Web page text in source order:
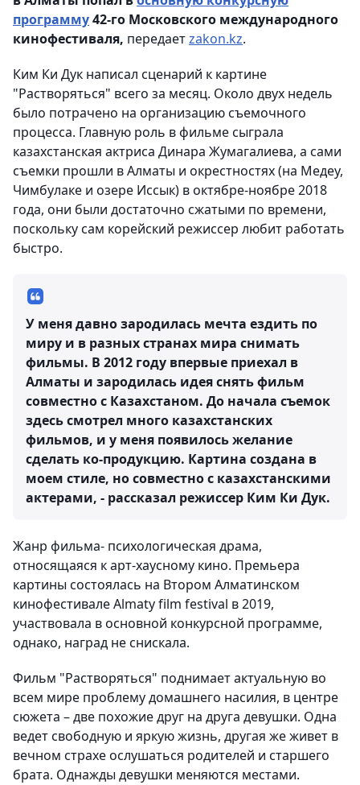
программу42-го Московского международного
кинофестиваля, передаетzakon.kz.
Ким Ки Дук написал сценарий к картине
"Растворяться" всего за месяц. Около двух недель
было потрачено на организацию съемочного
процесса. Главную роль в фильме сыграла
казахстанская актриса Динара Жумагалиева, а сами
съемки прошли в Алматы и окрестностях (на Медеу,
Чимбулаке и озере Иссык) в октябре-ноябре 2018
года, они были достаточно сжатыми по времени,
поскольку сам корейский режиссер любит работать
быстро.
У меня давно зародилась мечта ездить по
миру и в разных странах мира снимать
фильмы. В 2012 году впервые приехал в
Алматы и зародилась идея снять фильм
совместно с Казахстаном. До начала съемок
здесь смотрел много казахстанских
фильмов, и у меня появилось желание
сделать ко-продукцию. Картина создана в
моем стиле, но совместно с казахстанскими
актерами, - рассказал режиссер Ким Ки Дук.
Жанр фильма- психологическая драма,
относящаяся к арт-хаусному кино. Премьера
картины состоялась на Втором Алматинском
кинофестивале Almaty film festival в 2019,
участвовала в основной конкурсной программе,
однако, наград не снискала.
Фильм "Растворяться" поднимает актуальную во
всем мире проблему домашнего насилия, в центре
сюжета – две похожие друг на друга девушки. Одна
ведет свободную и яркую жизнь, другая же живет в
вечном страхе ослушаться родителей и старшего
брата. Однажды девушки меняются местами.